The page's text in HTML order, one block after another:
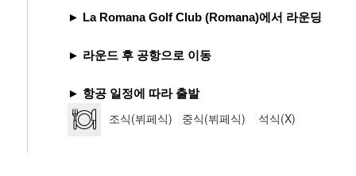
► La Romana Golf Club (Romana)에서 라운딩
► 라운드 후 공항으로 이동
► 항공 일정에 따라 출발
조식(뷔페식) 중식(뷔페식) 석식(X)